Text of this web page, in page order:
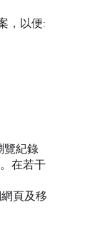
，以便:
覽紀錄
在若干
頁及移